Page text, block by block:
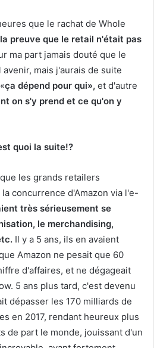
que le rachat de Whole
preuve que le retail n'était pas
ma part jamais douté que le
mais j'aurais de suite
ça dépend pour qui», et d'autre
on s'y prend et ce qu'on y
quoi la suite!?
les grands retailers
concurrence d'Amazon via l'e-
très sérieusement se
le merchandising,
Il y a 5 ans, ils en avaient
Amazon ne pesait que 60
d'affaires, et ne dégageait
5 ans plus tard, c'est devenu
dépasser les 170 milliards de
en 2017, rendant heureux plus
de part le monde, jouissant d'un